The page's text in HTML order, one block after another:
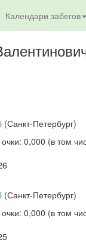
Календари забегов
(Санкт-Петербург)
0,000 (в том
(Санкт-Петербург)
0,000 (в том